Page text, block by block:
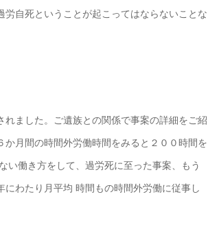
自死ということが起こってはならないことな
ました。ご遺族との関係で事案の詳細をご紹
月間の時間外労働時間をみると２００時間を
い働き方をして、過労死に至った事案、もう
わたり月平均 時間もの時間外労働に従事し